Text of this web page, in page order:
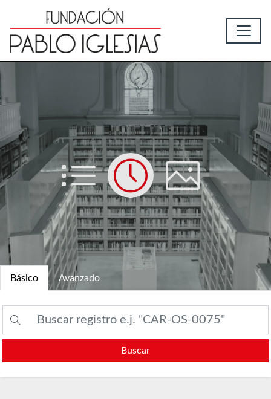
List Time Picture
Básico Avanzado
Buscar